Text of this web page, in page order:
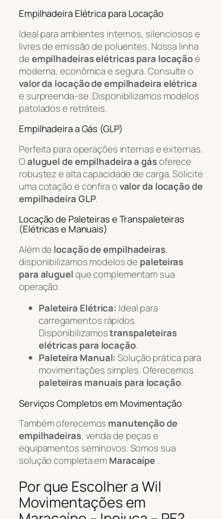
Empilhadeira Elétrica para Locação
Ideal para ambientes internos, silenciosos e
livres de emissão de poluentes. Nossa linha
deempilhadeiras elétricas para locaçãoé
moderna, econômica e segura. Consulte o
valor da locação de empilhadeira elétrica
e surpreenda-se. Disponibilizamos modelos
patolados e retráteis.
Empilhadeira a Gás (GLP)
Perfeita para operações internas e externas.
Oaluguel de empilhadeira a gásoferece
robustez e alta capacidade de carga. Solicite
uma cotação e confira ovalor da locação de
empilhadeira GLP.
Locação de Paleteiras e Transpaleteiras
(Elétricas e Manuais)
Além da locação de empilhadeiras,
disponibilizamos modelos de paleteiras
para aluguelque complementam sua
operação.
Paleteira Elétrica: Ideal para
carregamentos rápidos.
Disponibilizamostranspaleteiras
elétricas para locação.
Paleteira Manual:Solução prática para
movimentações simples. Oferecemos
paleteiras manuais para locação.
Serviços Completos em Movimentação
Também oferecemos manutenção de
empilhadeiras, venda de peças e
equipamentos seminovos. Somos sua
solução completa emMaracaípe.
Por que Escolher a Wil
Movimentações em